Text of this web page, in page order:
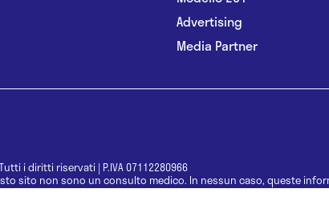
Advertising
Media Partner
Tutti i diritti riservati | P.IVA 07112280966
sito non sono un consulto medico. In nessun caso, queste
Non si devono considerare le informazioni disponibili come